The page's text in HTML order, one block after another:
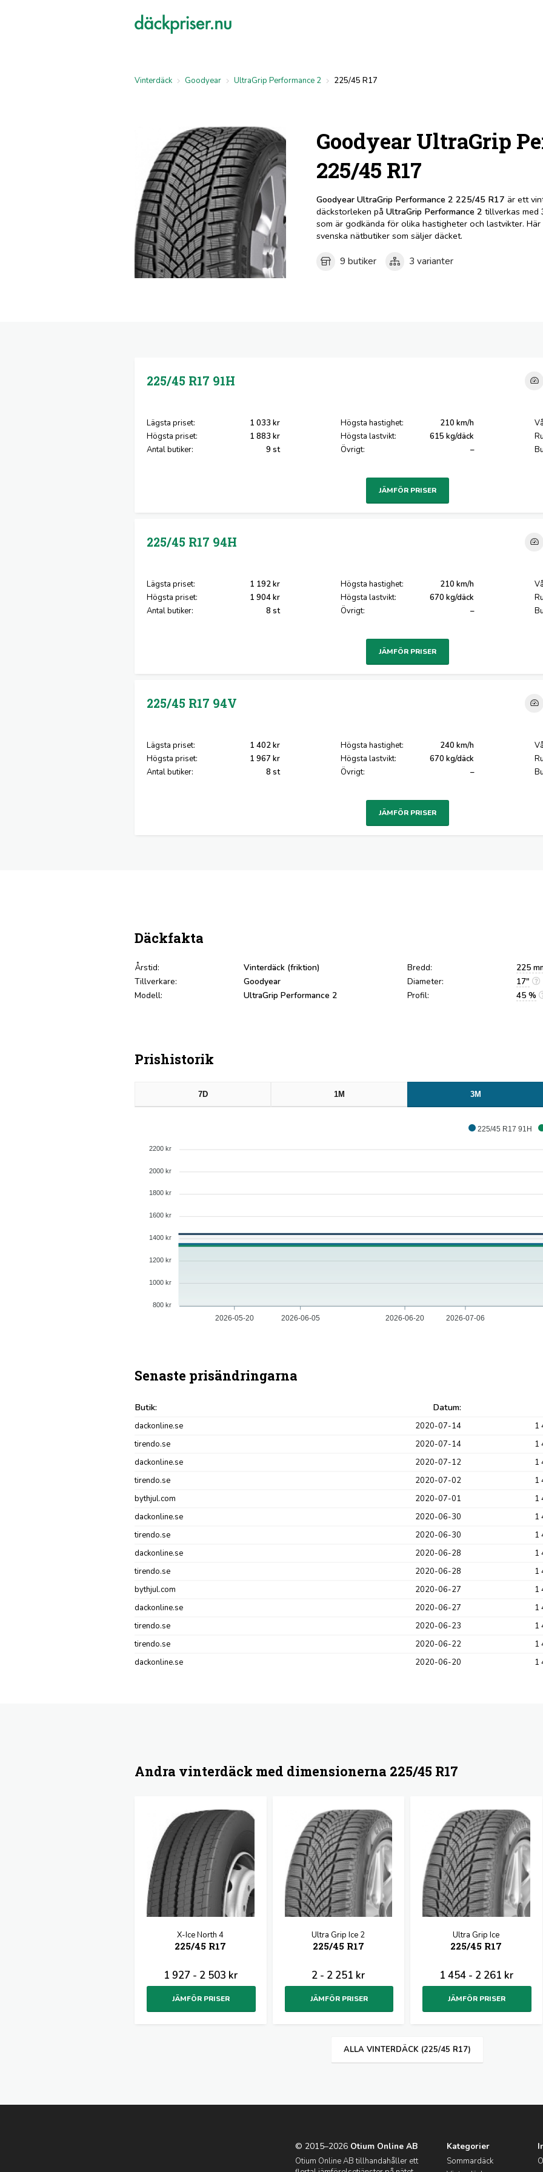
Vinterdäck Goodyear UltraGrip Performance 2 225/45 R17
Goodyear UltraGrip
225/45 R17
Goodyear UltraGrip Performance 2 225/45 R17 är ett
däckstorleken på UltraGrip Performance 2 tillverkas med
som är godkända för olika hastigheter och lastvikter.
svenska nätbutiker som säljer däcket.
9 butiker 3 varianter
225/45 R17 91H
Lägsta priset:
1 033 kr
Högsta priset:
1 883 kr
Antal butiker:
9 st
Högsta hastighet:
210 km/h
Högsta lastvikt:
615 kg/däck
Övrigt:
–
JÄMFÖR PRISER
225/45 R17 94H
Lägsta priset:
1 192 kr
Högsta priset:
1 904 kr
Antal butiker:
8 st
Högsta hastighet:
210 km/h
Högsta lastvikt:
670 kg/däck
Övrigt:
–
JÄMFÖR PRISER
225/45 R17 94V
Lägsta priset:
1 402 kr
Högsta priset:
1 967 kr
Antal butiker:
8 st
Högsta hastighet:
240 km/h
Högsta lastvikt:
670 kg/däck
Övrigt:
–
JÄMFÖR PRISER
Däckfakta
Årstid:
Vinterdäck (friktion)
Tillverkare:
Goodyear
Modell:
UltraGrip Performance 2
Bredd:
225
Diameter:
17"
Profil:
45 %
Prishistorik
7D 1M 3M
225/45 R17 91H
2026-05-20 2026-06-05 2026-06-20 2026-07-06
2200 kr
2000 kr
1800 kr
1600 kr
1400 kr
1200 kr
1000 kr
800 kr
Senaste prisändringarna
Butik: Datum:
dackonline.se 2020-07-14
1
tirendo.se
2020-07-14
1
dackonline.se
2020-07-12
1
tirendo.se
2020-07-02
1
bythjul.com
2020-07-01
1
dackonline.se
2020-06-30
1
tirendo.se
2020-06-30
1
dackonline.se
2020-06-28
1
tirendo.se
2020-06-28
1
bythjul.com
2020-06-27
1
dackonline.se
2020-06-27
1
tirendo.se
2020-06-23
1
tirendo.se
2020-06-22
1
dackonline.se
2020-06-20 1
Andra vinterdäck med dimensionerna 225/45 R17
X-Ice North 4
225/45 R17
1 927 - 2 503 kr
JÄMFÖR PRISER
Ultra Grip Ice 2
225/45 R17
2 - 2 251 kr
JÄMFÖR PRISER
Ultra Grip Ice
225/45 R17
1 454 - 2 261 kr
JÄMFÖR PRISER
ALLA VINTERDÄCK (225/45 R17)
© 2015–2026 Otium Online AB
Otium Online AB tillhandahåller ett
Kategorier
Sommardäck